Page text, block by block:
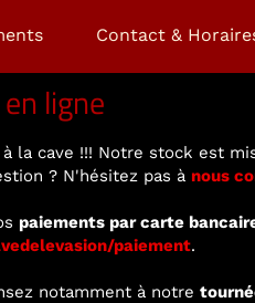
Contact &
ligne
cave !!! Notre stock est
? N'hésitez pas à nous
paiements par carte
paiement.
notamment à notre